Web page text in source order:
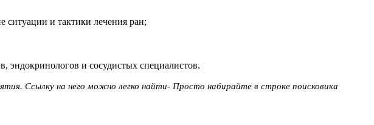
ситуации и тактики лечения ран;
эндокринологов и сосудистых специалистов.
Ссылку на него можно легко найти- Просто набирайте в строке поисковика